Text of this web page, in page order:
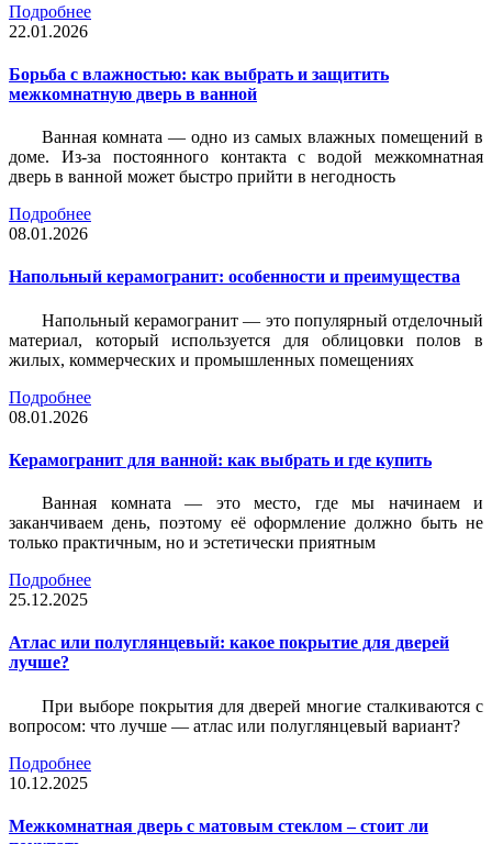
Подробнее
22.01.2026
Борьба с влажностью: как выбрать и защитить
межкомнатную дверь в ванной
Ванная комната — одно из самых влажных помещений в
доме. Из-за постоянного контакта с водой межкомнатная
дверь в ванной может быстро прийти в негодность
Подробнее
08.01.2026
Напольный керамогранит: особенности и преимущества
Напольный керамогранит — это популярный отделочный
материал, который используется для облицовки полов в
жилых, коммерческих и промышленных помещениях
Подробнее
08.01.2026
Керамогранит для ванной: как выбрать и где купить
Ванная комната — это место, где мы начинаем и
заканчиваем день, поэтому её оформление должно быть не
только практичным, но и эстетически приятным
Подробнее
25.12.2025
Атлас или полуглянцевый: какое покрытие для дверей
лучше?
При выборе покрытия для дверей многие сталкиваются с
вопросом: что лучше — атлас или полуглянцевый вариант?
Подробнее
10.12.2025
Межкомнатная дверь с матовым стеклом – стоит ли